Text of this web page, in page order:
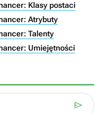
Klasy postaci
Atrybuty
Talenty
Umiejętności
